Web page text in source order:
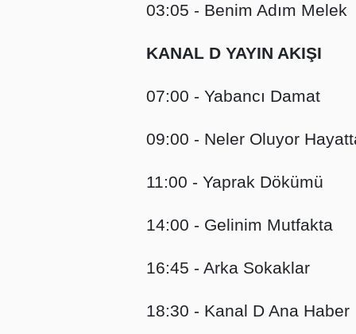
03:05 - Benim Adım Melek
KANAL D YAYIN AKIŞI
07:00 - Yabancı Damat
09:00 - Neler Oluyor
11:00 - Yaprak Dökümü
14:00 - Gelinim Mutfakta
16:45 - Arka Sokaklar
18:30 - Kanal D Ana Haber